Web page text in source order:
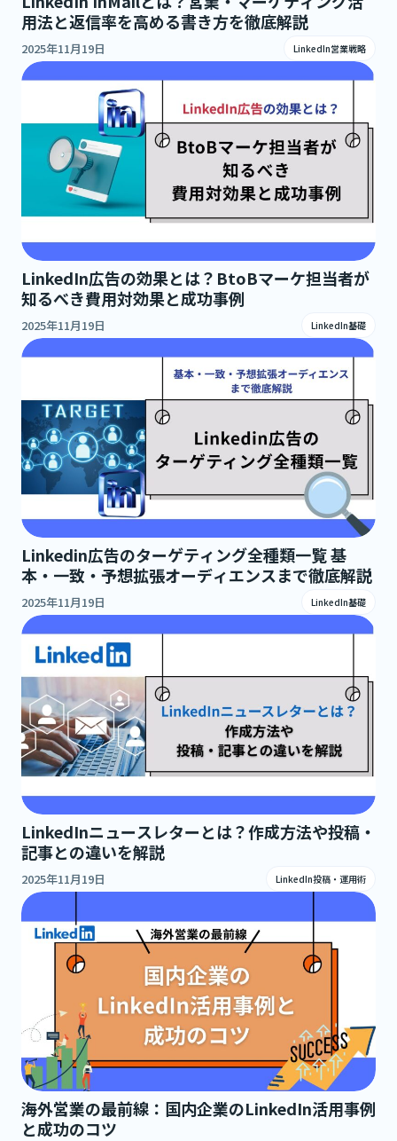
用法と返信率を高める書き方を徹底解説
2025年11月19日 LinkedIn営業戦略
LinkedIn広告の効果とは？BtoBマーケ担当者が
知るべき費用対効果と成功事例
2025年11月19日 LinkedIn基礎
Linkedin広告のターゲティング全種類一覧 基
本・一致・予想拡張オーディエンスまで徹底解説
2025年11月19日 LinkedIn基礎
LinkedInニュースレターとは？作成方法や投稿・
記事との違いを解説
2025年11月19日 LinkedIn投稿・運用術
海外営業の最前線：国内企業のLinkedIn活用事例
と成功のコツ